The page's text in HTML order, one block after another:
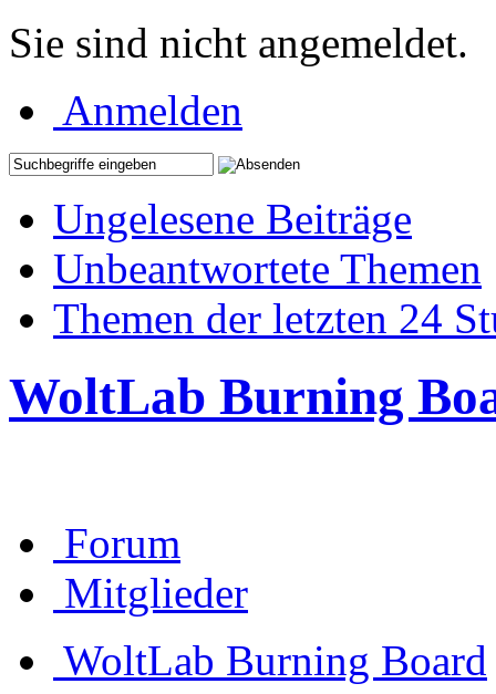
Sie sind nicht angemeldet.
Anmelden
Ungelesene Beiträge
Unbeantwortete Themen
Themen der letzten 24
WoltLab Burning
Forum
Mitglieder
WoltLab Burning Board